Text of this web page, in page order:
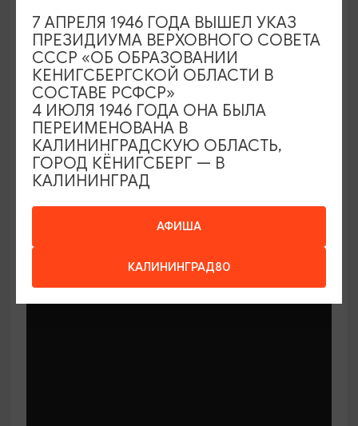
МАСТЕР-КЛАССЫ
Мастер-классы по керамике Елены
Бодяковой
Калининград, ул. Баранова, 45
АФИША
КАЛИНИНГРАД80
7 АПРЕЛЯ 1946 ГОДА ВЫШЕЛ УКАЗ
ПРЕЗИДИУМА ВЕРХОВНОГО СОВЕТА
СССР «ОБ ОБРАЗОВАНИИ
КЕНИГСБЕРГСКОЙ ОБЛАСТИ В
СОСТАВЕ РСФСР»
4 ИЮЛЯ 1946 ГОДА ОНА БЫЛА
ПЕРЕИМЕНОВАНА В
КАЛИНИНГРАДСКУЮ ОБЛАСТЬ,
ГОРОД КЁНИГСБЕРГ — В
КАЛИНИНГРАД